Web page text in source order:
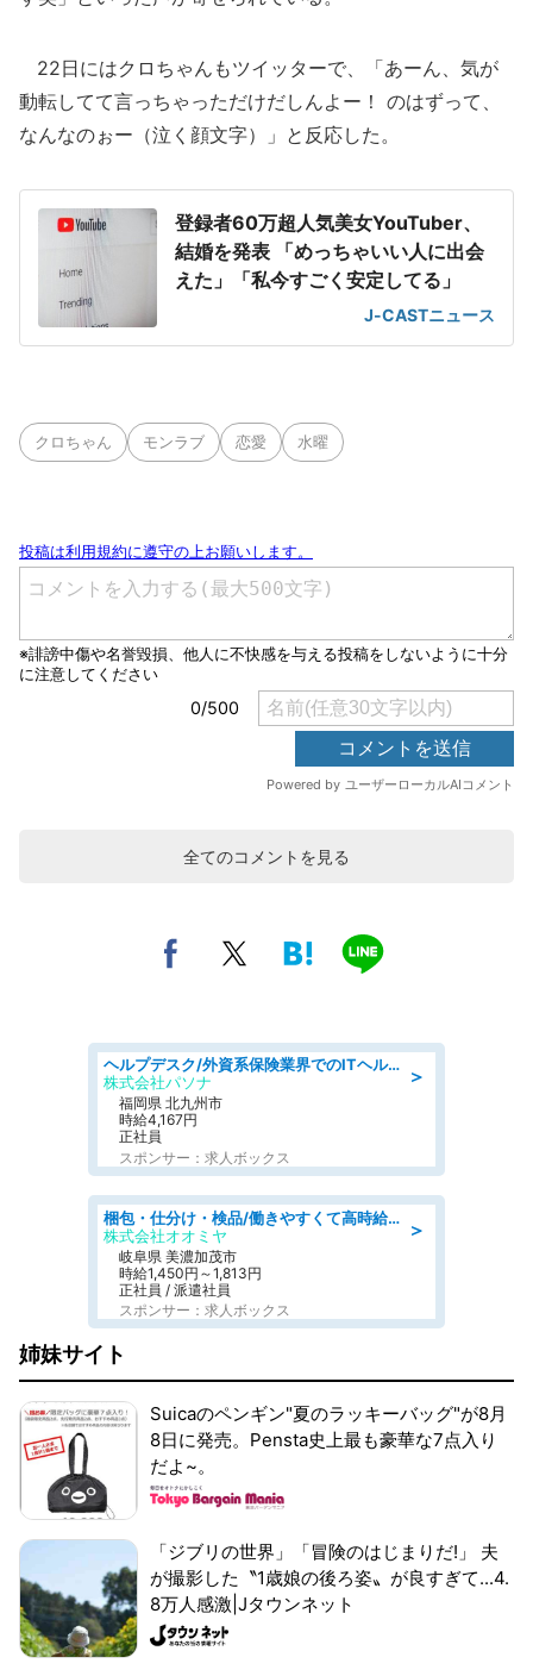
22日にはクロちゃんもツイッターで、「あーん、気が
動転してて言っちゃっただけだしんよー！ のはずって、
なんなのぉー（泣く顔文字）」と反応した。
登録者60万超人気美女YouTuber、
結婚を発表 「めっちゃいい人に出会
えた」「私今すごく安定してる」
J-CASTニュース
クロちゃん モンラブ 恋愛 水曜
全てのコメントを見る
＞
ヘルプデスク/外資系保険業界でのITヘルプデスク業務/駅近/即日勤務可/ヘルプデスク
株式会社パソナ
福岡県 北九州市
時給4,167円
正社員
スポンサー：求人ボックス
＞
梱包・仕分け・検品/働きやすくて高時給の仕分け作業長期休暇充実/残業なし
株式会社オオミヤ
岐阜県 美濃加茂市
時給1,450円～1,813円
正社員 / 派遣社員
スポンサー：求人ボックス
姉妹サイト
Suicaのペンギン"夏のラッキーバッグ"が8月
8日に発売。Pensta史上最も豪華な7点入り
だよ~。
「ジブリの世界」「冒険のはじまりだ!」 夫
が撮影した〝1歳娘の後ろ姿〟が良すぎて...4.
8万人感激|Jタウンネット